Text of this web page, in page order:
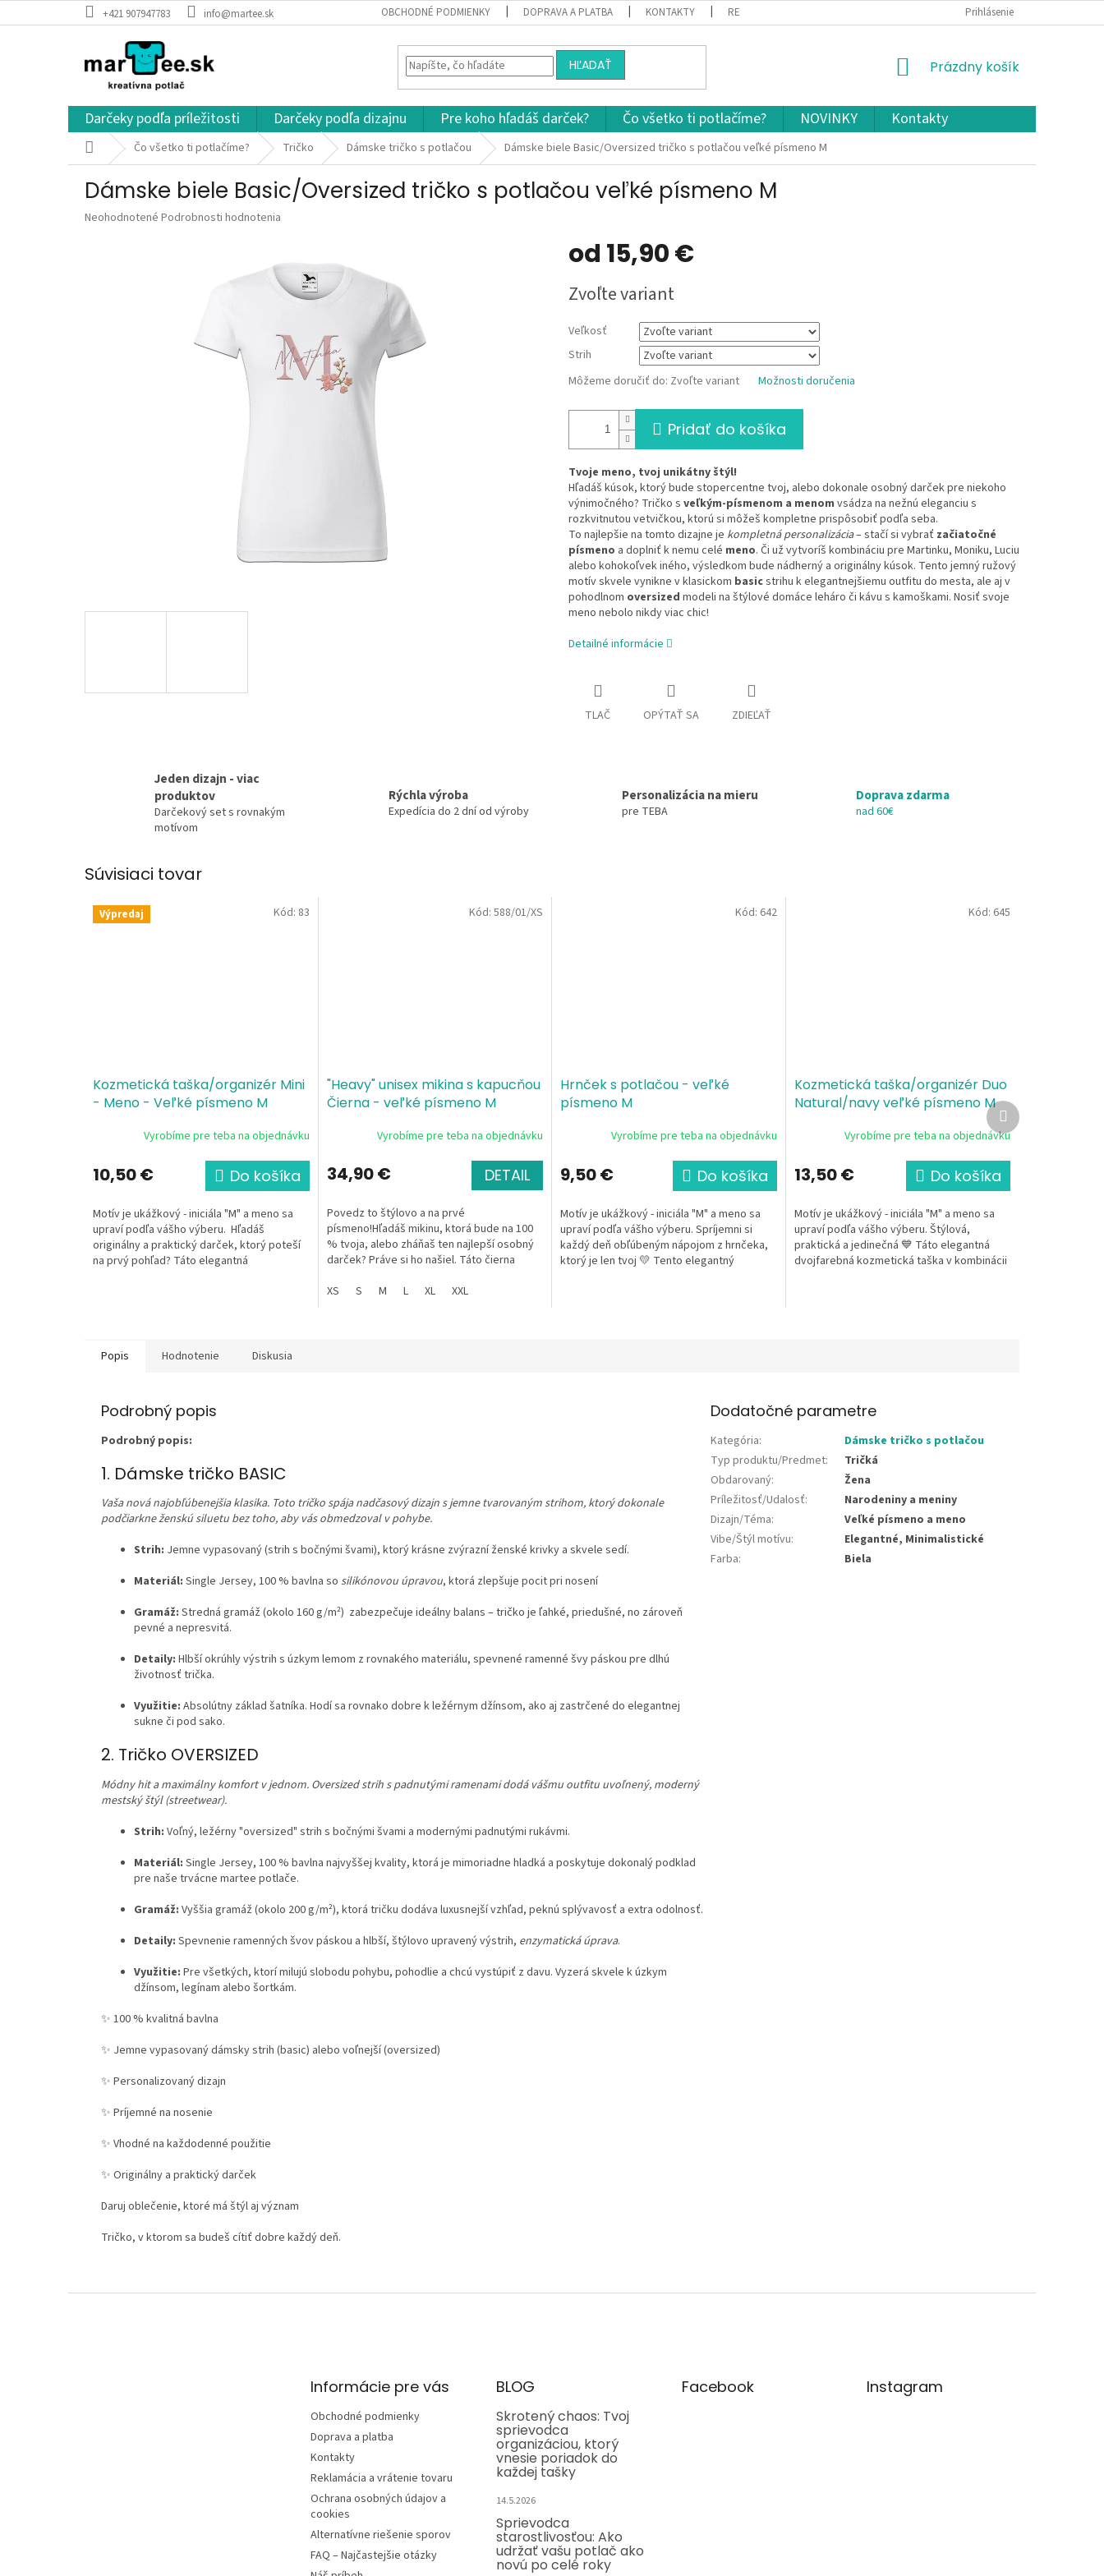
na
+421 907947783 info@martee.sk OBCHODNÉ PODMIENKY DOPRAVA A PLATBA KONTAKTY REKLAMÁCIA A VRÁTENIE TOVARU OCHRANA OSOBNÝCH ÚDAJOV A COOKIES
Prihlásenie
HĽADAŤ
NÁKUPNÝ
Prázdny košík
Darčeky podľa príležitosti Darčeky podľa dizajnu Pre koho hľadáš darček? Čo všetko ti potlačíme? NOVINKY Kontakty
Domov Čo všetko ti potlačíme? Tričko Dámske tričko s potlačou Dámske biele Basic/Oversized tričko s potlačou veľké písmeno M
Dámske biele Basic/Oversized tričko s potlačou veľké písmeno M
Priemerné
Neohodnotené Podrobnosti hodnotenia
od 15,90 €
cena:
Zvoľte variant
Veľkosť
Strih
Môžeme doručiť do: Zvoľte variant Možnosti doručenia
Pridať do košíka
Tvoje meno, tvoj unikátny štýl!
Hľadáš kúsok, ktorý bude stopercentne tvoj, alebo dokonale osobný darček pre niekoho
výnimočného? Tričko s veľkým-písmenom a menom vsádza na nežnú eleganciu s
rozkvitnutou vetvičkou, ktorú si môžeš kompletne prispôsobiť podľa seba.
To najlepšie na tomto dizajne je kompletná personalizácia– stačí si vybrať začiatočné
písmeno a doplniť k nemu celé meno. Či už vytvoríš kombináciu pre Martinku, Moniku, Luciu
alebo kohokoľvek iného, výsledkom bude nádherný a originálny kúsok. Tento jemný ružový
motív skvele vynikne v klasickom basicstrihu k elegantnejšiemu outfitu do mesta, ale aj v
pohodlnom oversized modeli na štýlové domáce leháro či kávu s kamoškami. Nosiť svoje
meno nebolo nikdy viac chic!
Detailné informácie
TLAČ OPÝTAŤ SA ZDIEĽAŤ
Jeden dizajn - viac
produktov
Darčekový set s rovnakým
motívom
Rýchla výroba
Expedícia do 2 dní od výroby
Personalizácia na mieru
pre TEBA
Doprava zdarma
nad 60€
Súvisiaci tovar
Výpredaj
Kozmetická taška/organizér Mini
- Meno - Veľké písmeno M
Vyrobíme pre teba na objednávku
10,50 € Do košíka
Motív je ukážkový - iniciála "M" a meno sa
upraví podľa vášho výberu. Hľadáš
originálny a praktický darček, ktorý poteší
na prvý pohľad? Táto elegantná
Kód: 83
"Heavy" unisex mikina s kapucňou
Čierna - veľké písmeno M
Vyrobíme pre teba na objednávku
34,90 € DETAIL
Povedz to štýlovo a na prvé
písmeno!Hľadáš mikinu, ktorá bude na 100
% tvoja, alebo zháňaš ten najlepší osobný
darček? Práve si ho našiel. Táto čierna
XS
S M L XL XXL
Kód: 588/01/XS
Hrnček s potlačou - veľké
písmeno M
Vyrobíme pre teba na objednávku
9,50 € Do košíka
Motív je ukážkový - iniciála "M" a meno sa
upraví podľa vášho výberu. Spríjemni si
každý deň obľúbeným nápojom z hrnčeka,
ktorý je len tvoj 💛 Tento elegantný
Kód: 642
Kozmetická taška/organizér Duo
Natural/navy veľké písmeno M
Vyrobíme pre teba na objednávku
13,50 € Do košíka
Motív je ukážkový - iniciála "M" a meno sa
upraví podľa vášho výberu. Štýlová,
praktická a jedinečná 💙 Táto elegantná
dvojfarebná kozmetická taška v kombinácii
Kód: 645
Ďalší
produkt
Popis Hodnotenie Diskusia
Podrobný popis
Podrobný popis:
1. Dámske tričko BASIC
Vaša nová najobľúbenejšia klasika. Toto tričko spája nadčasový dizajn s jemne tvarovaným strihom, ktorý dokonale
podčiarkne ženskú siluetu bez toho, aby vás obmedzoval v pohybe.
Strih: Jemne vypasovaný (strih s bočnými švami), ktorý krásne zvýrazní ženské krivky a skvele sedí.
Materiál: Single Jersey, 100 % bavlna so silikónovou úpravou, ktorá zlepšuje pocit pri nosení
Gramáž: Stredná gramáž (okolo 160 g/m²) zabezpečuje ideálny balans – tričko je ľahké, priedušné, no zároveň
pevné a nepresvitá.
Detaily: Hlbší okrúhly výstrih s úzkym lemom z rovnakého materiálu, spevnené ramenné švy páskou pre dlhú
životnosť trička.
Využitie: Absolútny základ šatníka. Hodí sa rovnako dobre k ležérnym džínsom, ako aj zastrčené do elegantnej
sukne či pod sako.
2. Tričko OVERSIZED
Módny hit a maximálny komfort v jednom. Oversized strih s padnutými ramenami dodá vášmu outfitu uvoľnený, moderný
mestský štýl (streetwear).
Strih: Voľný, ležérny "oversized" strih s bočnými švami a modernými padnutými rukávmi.
Materiál: Single Jersey, 100 % bavlna najvyššej kvality, ktorá je mimoriadne hladká a poskytuje dokonalý podklad
pre naše trvácne martee potlače.
Gramáž: Vyššia gramáž (okolo 200 g/m²), ktorá tričku dodáva luxusnejší vzhľad, peknú splývavosť a extra odolnosť.
Detaily: Spevnenie ramenných švov páskou a hlbší, štýlovo upravený výstrih, enzymatická úprava.
Využitie: Pre všetkých, ktorí milujú slobodu pohybu, pohodlie a chcú vystúpiť z davu. Vyzerá skvele k úzkym
džínsom, legínam alebo šortkám.
✨ 100 % kvalitná bavlna
✨ Jemne vypasovaný dámsky strih (basic) alebo voľnejší (oversized)
✨ Personalizovaný dizajn
✨ Príjemné na nosenie
✨ Vhodné na každodenné použitie
✨ Originálny a praktický darček
Daruj oblečenie, ktoré má štýl aj význam
Tričko, v ktorom sa budeš cítiť dobre každý deň.
Dodatočné parametre
Kategória:
Dámske tričko s potlačou
Typ produktu/Predmet:
Tričká
Obdarovaný:
Žena
Príležitosť/Udalosť:
Narodeniny a meniny
Dizajn/Téma:
Veľké písmeno a meno
Vibe/Štýl motívu:
Elegantné, Minimalistické
Farba: Biela
Informácie pre vás
Obchodné podmienky
Doprava a platba
Kontakty
Reklamácia a vrátenie tovaru
Ochrana osobných údajov a
cookies
Alternatívne riešenie sporov
FAQ – Najčastejšie otázky
BLOG
Skrotený chaos: Tvoj
sprievodca
organizáciou, ktorý
vnesie poriadok do
každej tašky
14.5.2026
Sprievodca
starostlivosťou: Ako
udržať vašu potlač ako
novú po celé roky
Facebook Instagram